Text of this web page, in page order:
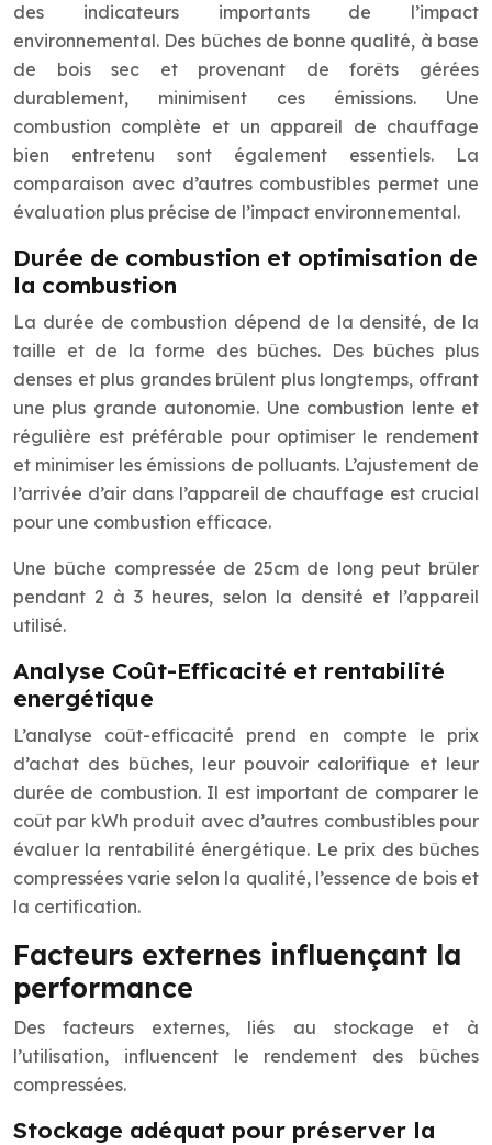
des indicateurs importants de l’impact
environnemental. Des bûches de bonne qualité, à base
de bois sec et provenant de forêts gérées
durablement, minimisent ces émissions. Une
combustion complète et un appareil de chauffage
bien entretenu sont également essentiels. La
comparaison avec d’autres combustibles permet une
évaluation plus précise de l’impact environnemental.
Durée de combustion et optimisation de
la combustion
La durée de combustion dépend de la densité, de la
taille et de la forme des bûches. Des bûches plus
denses et plus grandes brûlent plus longtemps, offrant
une plus grande autonomie. Une combustion lente et
régulière est préférable pour optimiser le rendement
et minimiser les émissions de polluants. L’ajustement de
l’arrivée d’air dans l’appareil de chauffage est crucial
pour une combustion efficace.
Une bûche compressée de 25cm de long peut brûler
pendant 2 à 3 heures, selon la densité et l’appareil
utilisé.
Analyse Coût-Efficacité et rentabilité
energétique
L’analyse coût-efficacité prend en compte le prix
d’achat des bûches, leur pouvoir calorifique et leur
durée de combustion. Il est important de comparer le
coût par kWh produit avec d’autres combustibles pour
évaluer la rentabilité énergétique. Le prix des bûches
compressées varie selon la qualité, l’essence de bois et
la certification.
Facteurs externes influençant la
performance
Des facteurs externes, liés au stockage et à
l’utilisation, influencent le rendement des bûches
compressées.
Stockage adéquat pour préserver la